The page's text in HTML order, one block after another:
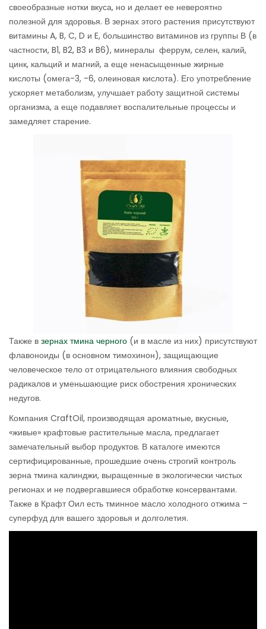
своеобразные нотки вкуса, но и делает ее невероятно
полезной для здоровья. В зернах этого растения присутствуют
витамины A, B, C, D и E, большинство витаминов из группы В (в
частности, B1, B2, B3 и B6), минералы феррум, селен, калий,
цинк, кальций и магний, а еще ненасыщенные жирные
кислоты (омега-3, -6, олеиновая кислота). Его употребление
ускоряет метаболизм, улучшает работу защитной системы
организма, а еще подавляет воспалительные процессы и
замедляет старение.
Также в зернах тмина черного (и в масле из них) присутствуют
флавоноиды (в основном тимохинон), защищающие
человеческое тело от отрицательного влияния свободных
радикалов и уменьшающие риск обострения хронических
недугов.
Компания CraftOil, производящая ароматные, вкусные,
«живые» крафтовые растительные масла, предлагает
замечательный выбор продуктов. В каталоге имеются
сертифицированные, прошедшие очень строгий контроль
зерна тмина калинджи, выращенные в экологически чистых
регионах и не подвергавшиеся обработке консервантами.
Также в Крафт Оил есть тминное масло холодного отжима –
суперфуд для вашего здоровья и долголетия.